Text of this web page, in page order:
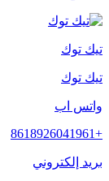
تيك توك
تيك توك
واتس اب
+8618926041961
بريد إلكتروني